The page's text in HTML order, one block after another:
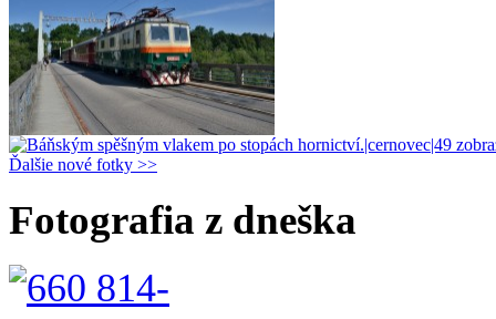
Ďalšie nové fotky >>
Fotografia z dneška